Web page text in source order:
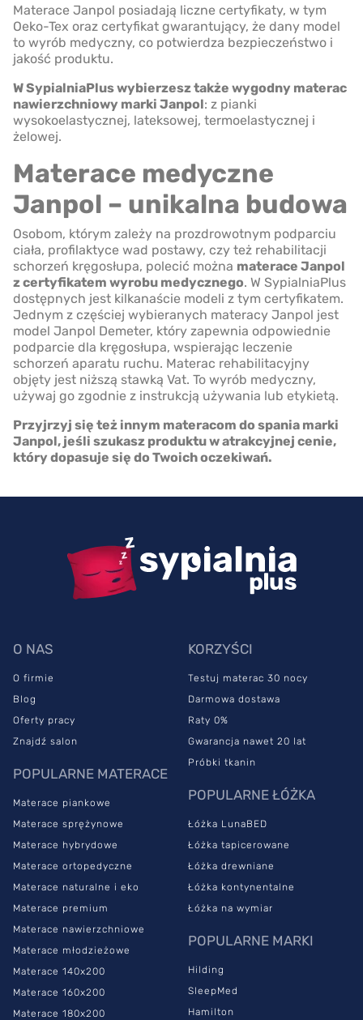
Materace Janpol posiadają liczne certyfikaty, w tym
Oeko-Tex oraz certyfikat gwarantujący, że dany model
to wyrób medyczny, co potwierdza bezpieczeństwo i
jakość produktu.
W SypialniaPlus wybierzesz także wygodny materac
nawierzchniowy marki Janpol: z pianki
wysokoelastycznej, lateksowej, termoelastycznej i
żelowej.
Materace medyczne
Janpol – unikalna budowa
Osobom, którym zależy na prozdrowotnym podparciu
ciała, profilaktyce wad postawy, czy też rehabilitacji
schorzeń kręgosłupa, polecić można materace Janpol
z certyfikatem wyrobu medycznego. W SypialniaPlus
dostępnych jest kilkanaście modeli z tym certyfikatem.
Jednym z częściej wybieranych materacy Janpol jest
model Janpol Demeter, który zapewnia odpowiednie
podparcie dla kręgosłupa, wspierając leczenie
schorzeń aparatu ruchu. Materac rehabilitacyjny
objęty jest niższą stawką Vat. To wyrób medyczny,
używaj go zgodnie z instrukcją używania lub etykietą.
Przyjrzyj się też innym materacom do spania marki
Janpol, jeśli szukasz produktu w atrakcyjnej cenie,
który dopasuje się do Twoich oczekiwań.
O NAS
O firmie
Blog
Oferty pracy
Znajdź salon
POPULARNE MATERACE
Materace piankowe
Materace sprężynowe
Materace hybrydowe
Materace ortopedyczne
Materace naturalne i eko
Materace premium
Materace nawierzchniowe
Materace młodzieżowe
Materace 140x200
Materace 160x200
Materace 180x200
KORZYŚCI
Testuj materac 30 nocy
Darmowa dostawa
Raty 0%
Gwarancja nawet 20 lat
Próbki tkanin
POPULARNE ŁÓŻKA
Łóżka LunaBED
Łóżka tapicerowane
Łóżka drewniane
Łóżka kontynentalne
Łóżka na wymiar
POPULARNE MARKI
Hilding
SleepMed
Hamilton